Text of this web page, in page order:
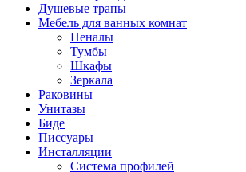
Душевые трапы
Мебель для ванных комнат
Пеналы
Тумбы
Шкафы
Зеркала
Раковины
Унитазы
Биде
Писсуары
Инсталляции
Система профилей